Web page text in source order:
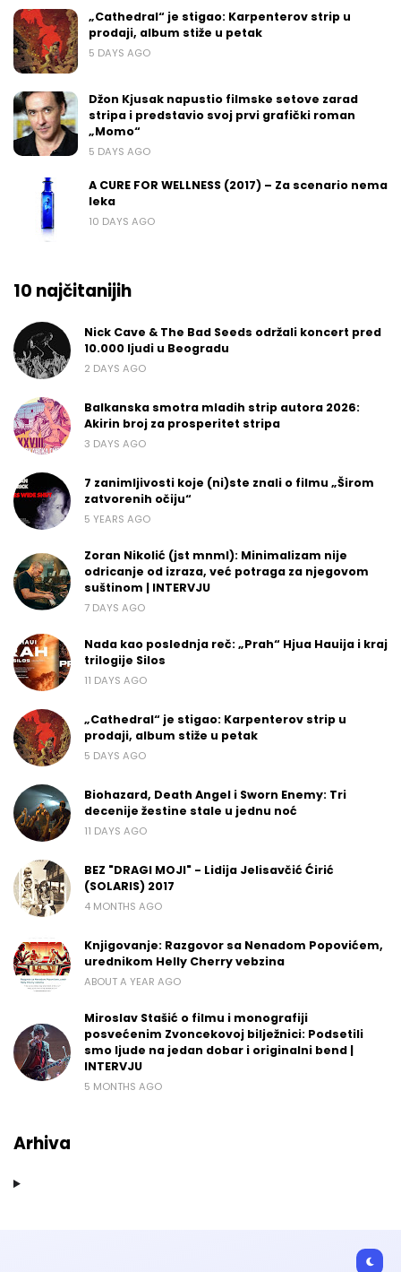
„Cathedral“ je stigao: Karpenterov strip u
prodaji, album stiže u petak
5 DAYS AGO
Džon Kjusak napustio filmske setove zarad
stripa i predstavio svoj prvi grafički roman
„Momo“
5 DAYS AGO
A CURE FOR WELLNESS (2017) – Za scenario nema
leka
10 DAYS AGO
10 najčitanijih
Nick Cave & The Bad Seeds održali koncert pred
10.000 ljudi u Beogradu
2 DAYS AGO
Balkanska smotra mladih strip autora 2026:
Akirin broj za prosperitet stripa
3 DAYS AGO
7 zanimljivosti koje (ni)ste znali o filmu „Širom
zatvorenih očiju“
5 YEARS AGO
Zoran Nikolić (jst mnml): Minimalizam nije
odricanje od izraza, već potraga za njegovom
suštinom | INTERVJU
7 DAYS AGO
Nada kao poslednja reč: „Prah“ Hjua Hauija i kraj
trilogije Silos
11 DAYS AGO
„Cathedral“ je stigao: Karpenterov strip u
prodaji, album stiže u petak
5 DAYS AGO
Biohazard, Death Angel i Sworn Enemy: Tri
decenije žestine stale u jednu noć
11 DAYS AGO
BEZ "DRAGI MOJI" - Lidija Jelisavčić Ćirić
(SOLARIS) 2017
4 MONTHS AGO
Knjigovanje: Razgovor sa Nenadom Popovićem,
urednikom Helly Cherry vebzina
ABOUT A YEAR AGO
Miroslav Stašić o filmu i monografiji
posvećenim Zvoncekovoj bilježnici: Podsetili
smo ljude na jedan dobar i originalni bend |
INTERVJU
5 MONTHS AGO
Arhiva